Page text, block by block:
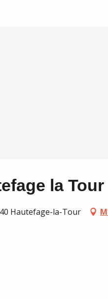
la Tour
Hautefage-la-Tour